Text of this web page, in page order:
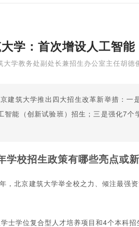
学：首次增设人工智
学教务处副处长兼招生办公室主任胡德
建筑大学推出四大招生改革新举措：
智能（创新试验班）招生；三是强化7
学校招生政策有哪些亮点或
，北京建筑大学举全校之力、倾注最强
士学位复合型人才培养项目和4个本科招